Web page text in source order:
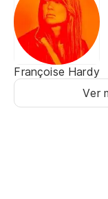
Françoise Hardy
Ver